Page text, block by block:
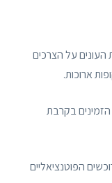
העונים על הצרכים
ארוכות.
הזמינים בקרבת
הפוטנציאליים